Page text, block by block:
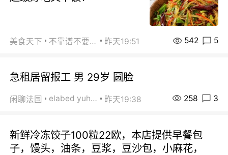
美食天下 不靠谱不要联系 昨天19:51 542 5
急租居留报工 男 29岁 圆脸
闲聊法国 elabed yuhua 昨天19:38 258 3
新鲜冷冻饺子100粒22欧，本店提供早餐包
子，馒头，油条，豆浆，豆沙包，小麻花，